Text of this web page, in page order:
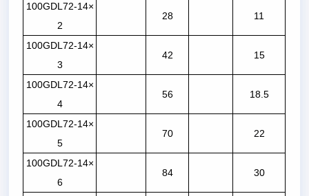
100GDL72-14×
2
28 11
100GDL72-14×
3
42 15
100GDL72-14×
4
56 18.5
100GDL72-14×
5
70 22
100GDL72-14×
6
84 30